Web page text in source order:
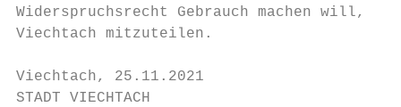
Widerspruchsrecht Gebrauch machen will,
Viechtach mitzuteilen.
Viechtach, 25.11.2021
STADT VIECHTACH